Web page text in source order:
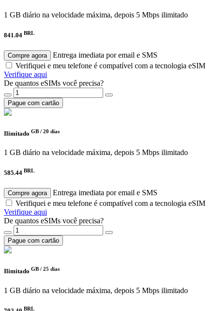
1 GB diário na velocidade máxima, depois 5 Mbps ilimitado
841.04 BRL
Compre agora
Entrega imediata por email e SMS
Verifiquei e meu telefone é compatível com a tecnologia eSIM
Verifique aqui
De quantos eSIMs você precisa?
Pague com cartão
Ilimitado GB / 20 dias
1 GB diário na velocidade máxima, depois 5 Mbps ilimitado
585.44 BRL
Compre agora
Entrega imediata por email e SMS
Verifiquei e meu telefone é compatível com a tecnologia eSIM
Verifique aqui
De quantos eSIMs você precisa?
Pague com cartão
Ilimitado GB / 25 dias
1 GB diário na velocidade máxima, depois 5 Mbps ilimitado
BRL